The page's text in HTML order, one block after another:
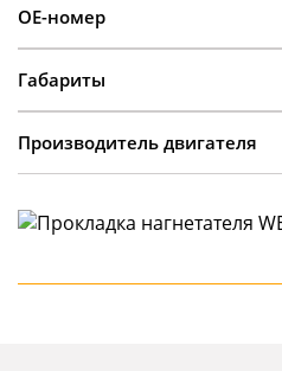
OE-номер
Габариты
Производитель двигателя